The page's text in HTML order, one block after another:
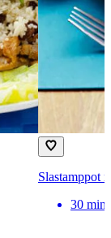
Slastamppot
30 min